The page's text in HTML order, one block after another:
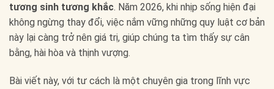
tương sinh tương khắc. Năm 2026, khi nhịp sống hiện đại
không ngừng thay đổi, việc nắm vững những quy luật cơ bản
này lại càng trở nên giá trị, giúp chúng ta tìm thấy sự cân
bằng, hài hòa và thịnh vượng.
Bài viết này, với tư cách là một chuyên gia trong lĩnh vực